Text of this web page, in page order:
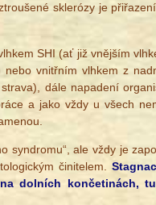
sklerózy je
SHI (ať již vnějším
vnitřním vlhkem z
dále napadení
a jako vždy u všech
syndromu“, ale vždy je
činitelem.
dolních končetinách,